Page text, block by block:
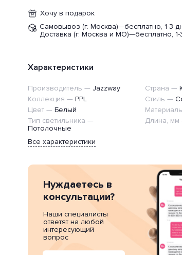
Хочу в подарок
Самовывоз (г. Москва)—бесплатно, 1-3
Доставка (г. Москва и МО)—бесплатно,
Характеристики
Производитель — Jazzway Страна —
Коллекция — PPL Стиль —
Цвет — Белый
Тип светильника —
Потолочные
Длина, мм
Все характеристики
Нуждаетесь в
консультации?
Наши специалисты
ответят на любой
интересующий
вопрос